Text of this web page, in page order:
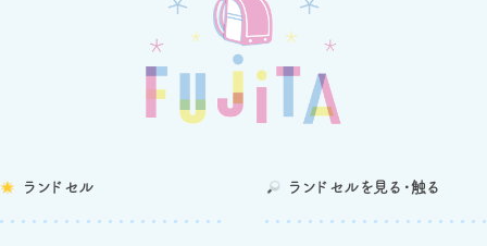
ランドセル ランドセルを 見る・触る